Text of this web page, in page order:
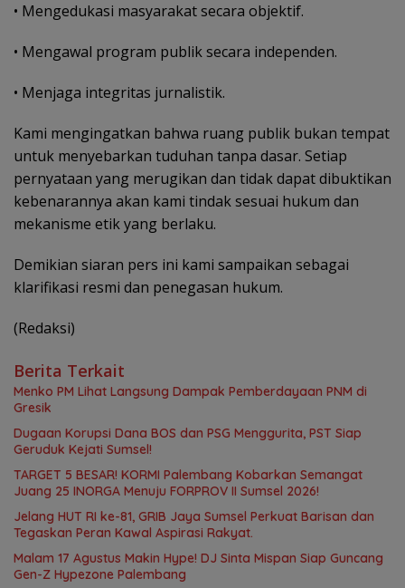
• Mengedukasi masyarakat secara objektif.
• Mengawal program publik secara independen.
• Menjaga integritas jurnalistik.
Kami mengingatkan bahwa ruang publik bukan tempat
untuk menyebarkan tuduhan tanpa dasar. Setiap
pernyataan yang merugikan dan tidak dapat dibuktikan
kebenarannya akan kami tindak sesuai hukum dan
mekanisme etik yang berlaku.
Demikian siaran pers ini kami sampaikan sebagai
klarifikasi resmi dan penegasan hukum.
(Redaksi)
Berita Terkait
Menko PM Lihat Langsung Dampak Pemberdayaan PNM di
Gresik
Dugaan Korupsi Dana BOS dan PSG Menggurita, PST Siap
Geruduk Kejati Sumsel!
TARGET 5 BESAR! KORMI Palembang Kobarkan Semangat
Juang 25 INORGA Menuju FORPROV II Sumsel 2026!
Jelang HUT RI ke-81, GRIB Jaya Sumsel Perkuat Barisan dan
Tegaskan Peran Kawal Aspirasi Rakyat.
Malam 17 Agustus Makin Hype! DJ Sinta Mispan Siap Guncang
Gen-Z Hypezone Palembang